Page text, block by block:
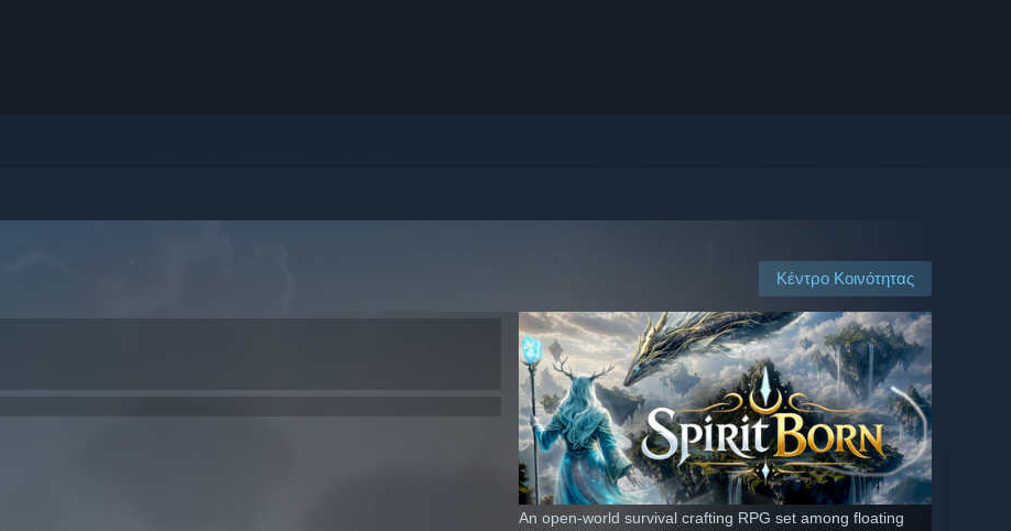
Κέντρο Κοινότητας
An open-world survival crafting RPG set among floating